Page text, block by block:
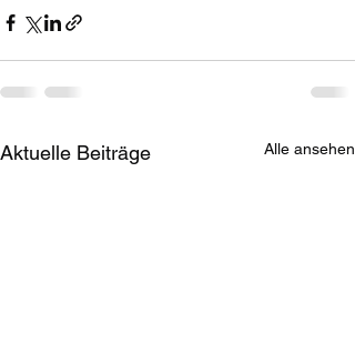
Aktuelle Beiträge Alle ansehen